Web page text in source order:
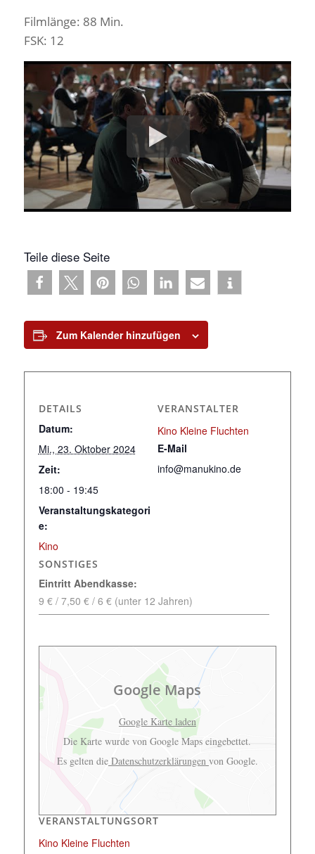
Filmlänge: 88 Min.
FSK: 12
Teile diese Seite
Zum Kalender hinzufügen
DETAILS
Datum:
Mi., 23. Oktober 2024
Zeit:
18:00 - 19:45
Veranstaltungskategori
e:
Kino
VERANSTALTER
Kino Kleine Fluchten
E-Mail
info@manukino.de
SONSTIGES
Eintritt Abendkasse:
9 € / 7,50 € / 6 € (unter 12 Jahren)
VERANSTALTUNGSORT
Kino Kleine Fluchten
Google Maps
Google Karte laden
Die Karte wurde von Google Maps eingebettet.
Es gelten dieDatenschutzerklärungen von Google.